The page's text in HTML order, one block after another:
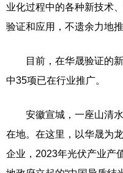
业化过程中的各种新技术
验证和应用，不遗余力地
目前，在华晟验证的新
中35项已在行业推广。
安徽宣城，一座山清水
在地。在这里，以华晟为
企业，2023年光伏产业产